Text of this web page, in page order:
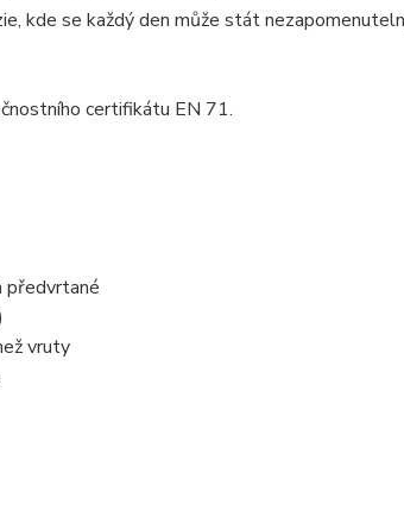
kde se každý den může stát
certifikátu EN 71.
předvrtané
vruty